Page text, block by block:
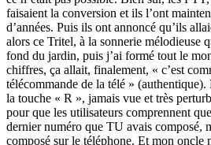
faisaient la conversion et ils l’ont
d’années. Puis ils ont annoncé qu’ils
alors ce Tritel, à la sonnerie mélodieuse
fond du jardin, puis j’ai formé tout le
chiffres, ça allait, finalement, « c’est
télécommande de la télé »
la touche « R », jamais vue et très
pour que les utilisateurs comprennent
dernier numéro que TU avais composé,
composé sur le téléphone. Et mon oncle